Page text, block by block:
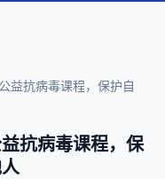
益抗病毒课程，保护自
抗病毒课程，保